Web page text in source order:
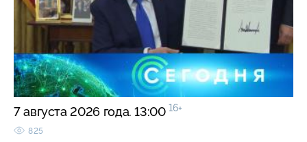
7 августа 2026 года. 13:00 16+
825